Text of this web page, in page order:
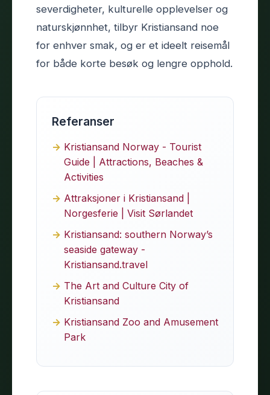
severdigheter, kulturelle opplevelser og
naturskjønnhet, tilbyr Kristiansand noe
for enhver smak, og er et ideelt reisemål
for både korte besøk og lengre opphold.
Referanser
Kristiansand Norway - Tourist
Guide | Attractions, Beaches &
Activities
Attraksjoner i Kristiansand |
Norgesferie | Visit Sørlandet
Kristiansand: southern Norway’s
seaside gateway -
Kristiansand.travel
The Art and Culture City of
Kristiansand
Kristiansand Zoo and Amusement
Park